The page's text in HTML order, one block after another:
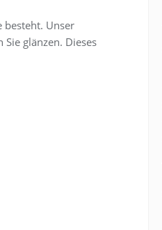
besteht. Unser
glänzen. Dieses